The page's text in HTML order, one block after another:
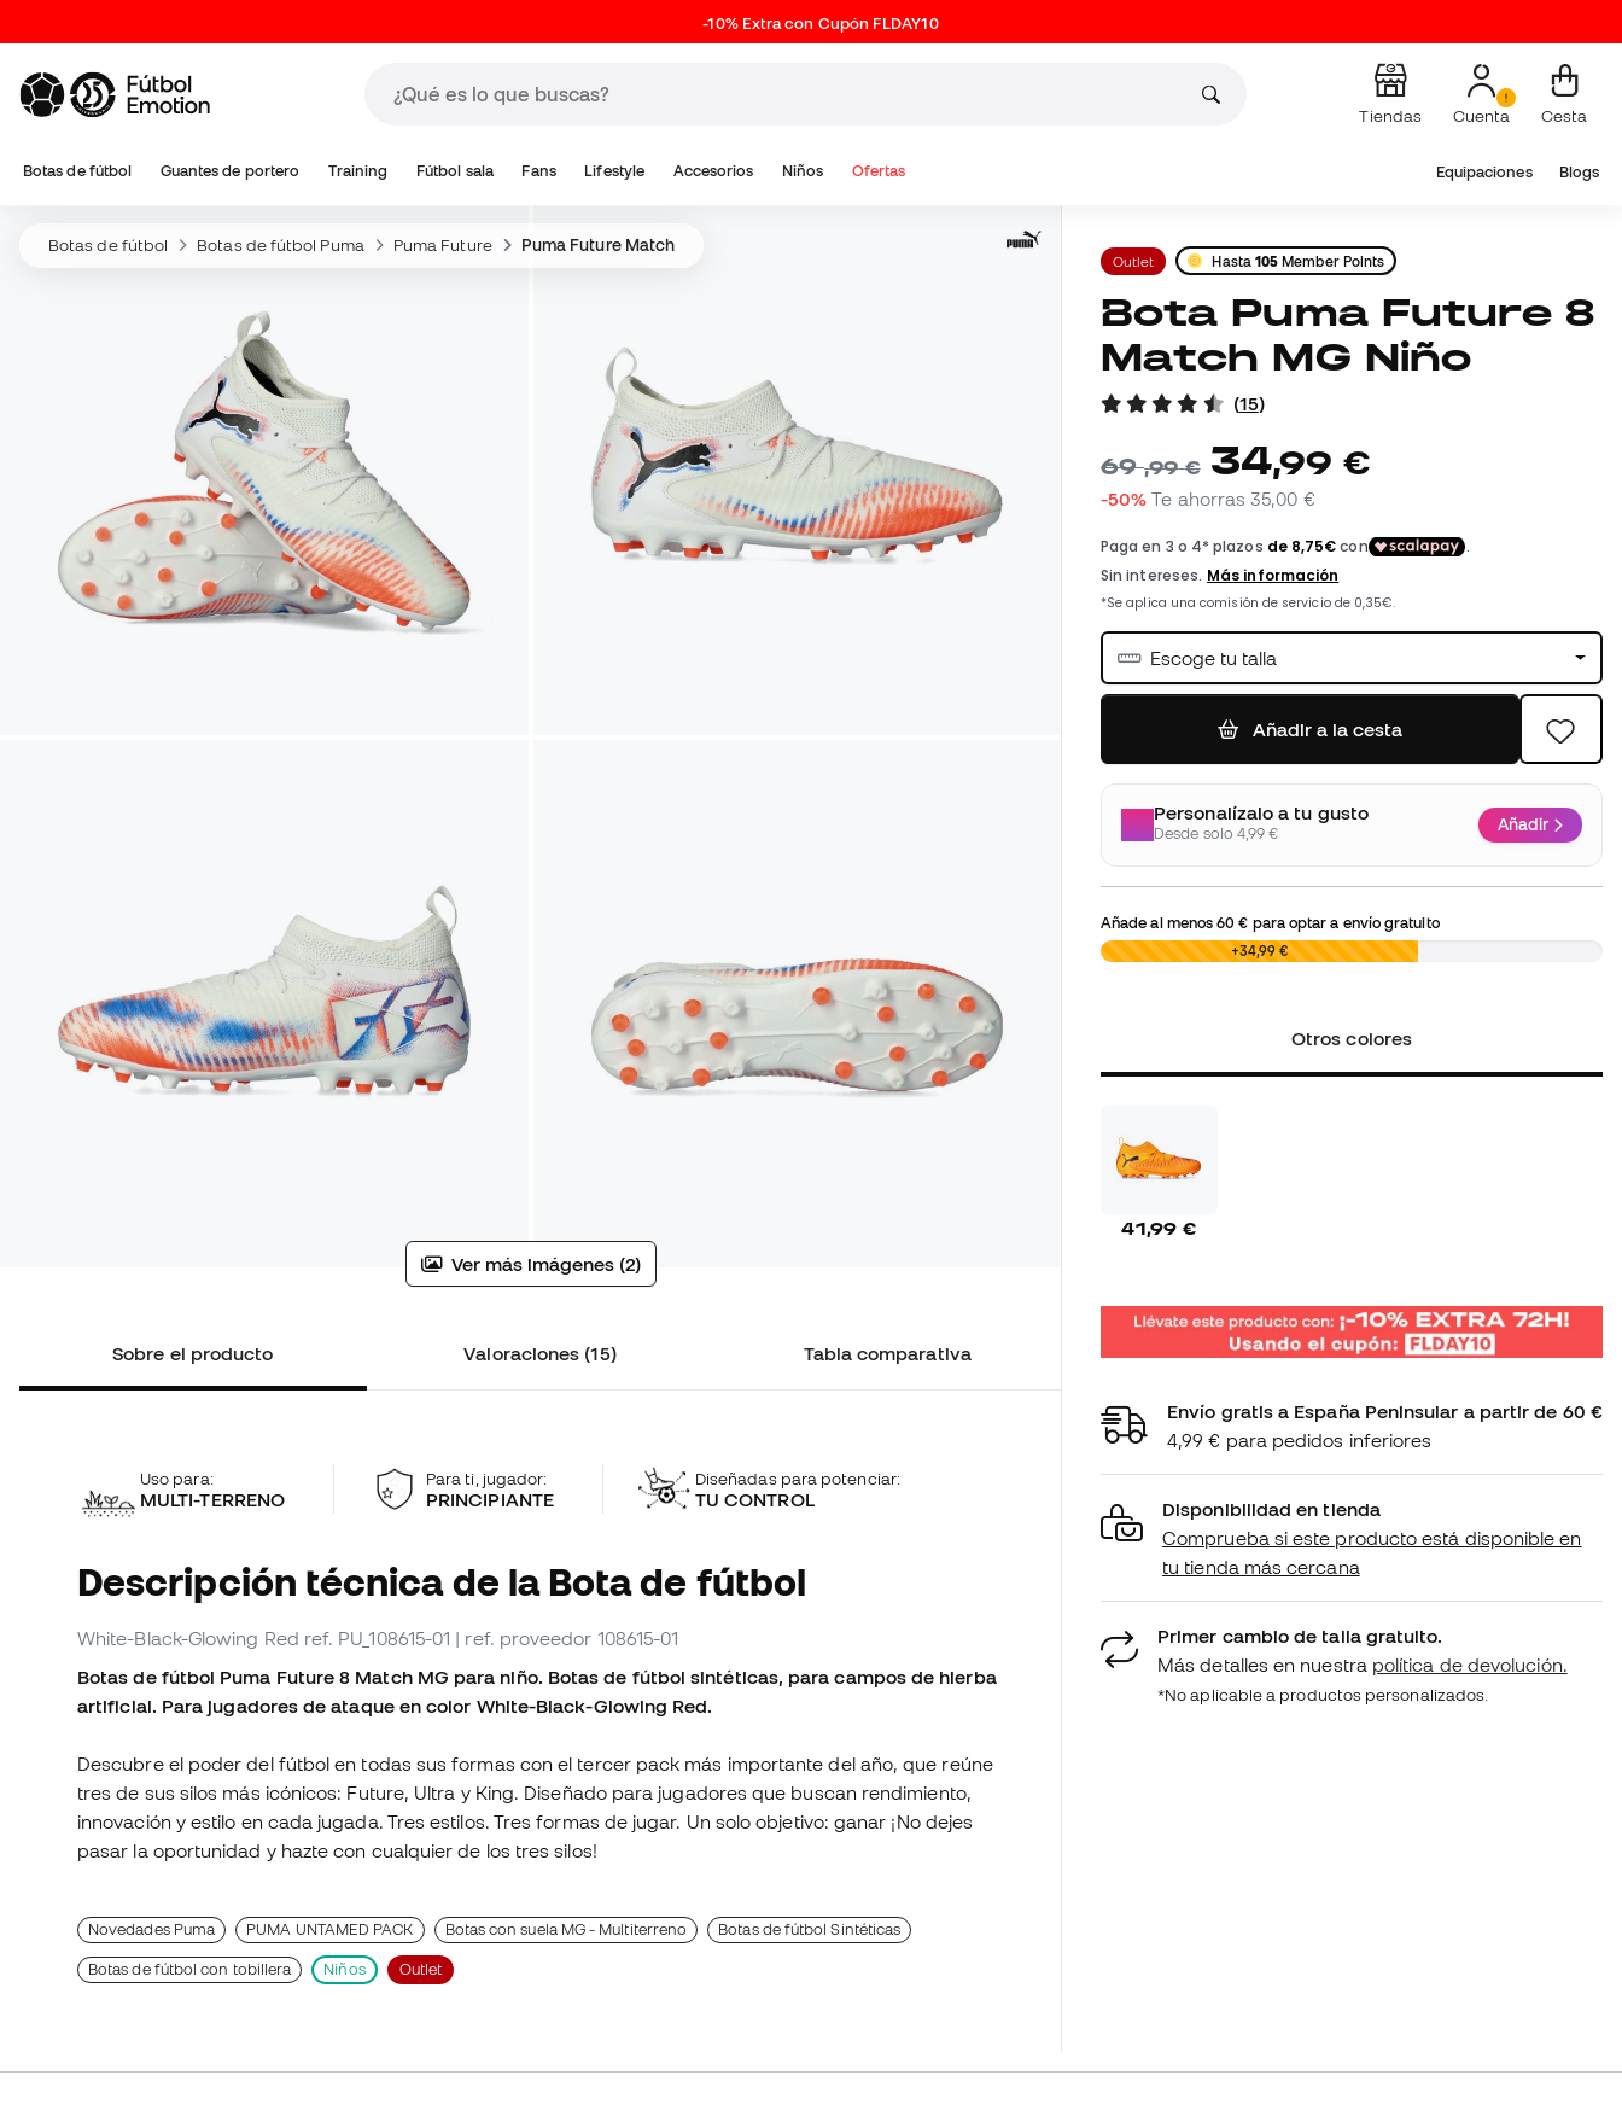
-10% Extra con Cupón FLDAY10
Tiendas Cuenta Cesta
Botas de fútbol Guantes de portero Training Fútbol sala Fans Lifestyle Accesorios Niños Ofertas Equipaciones Blogs
Botas de fútbol Botas de fútbol Puma Puma Future Puma Future Match
Ver más imágenes (2)
Sobre el producto Valoraciones (15) Tabla comparativa
Uso para:
MULTI-TERRENO
Para ti, jugador:
PRINCIPIANTE
Diseñadas para potenciar:
TU CONTROL
Descripción técnica de la Bota de fútbol
White-Black-Glowing Red ref. PU_108615-01 | ref. proveedor 108615-01
Botas de fútbol Puma Future 8 Match MG para niño. Botas de fútbol sintéticas, para campos de hierba
artificial. Para jugadores de ataque en color White-Black-Glowing Red.
Descubre el poder del fútbol en todas sus formas con el tercer pack más importante del año, que reúne
tres de sus silos más icónicos: Future, Ultra y King. Diseñado para jugadores que buscan rendimiento,
innovación y estilo en cada jugada. Tres estilos. Tres formas de jugar. Un solo objetivo: ganar ¡No dejes
pasar la oportunidad y hazte con cualquier de los tres silos!
Novedades Puma PUMA UNTAMED PACK Botas con suela MG - Multiterreno Botas de fútbol Sintéticas
Botas de fútbol con tobillera Niños Outlet
Outlet Hasta 105 Member Points
Bota Puma Future 8
Match MG Niño
(15)
69,99 € 34,99 €
-50% Te ahorras35,00 €
Escoge tu talla
Añadir a la cesta
Personalízalo a tu gusto
Desde solo 4,99 € Añadir
Añade al menos60 € para optar a envío gratuito
0,00 € +34,99 €
Otros colores
41,99 €
Envío gratis a España Peninsular a partir de 60 €
4,99 € para pedidos inferiores
Disponibilidad en tienda
Comprueba si este producto está disponible en
tu tienda más cercana
Primer cambio de talla gratuito.
Más detalles en nuestra política de devolución.
*No aplicable a productos personalizados.